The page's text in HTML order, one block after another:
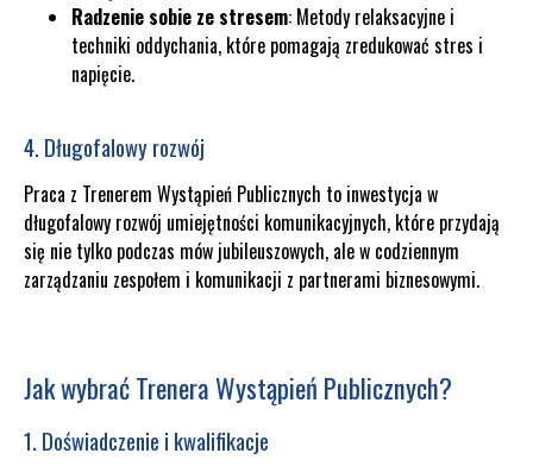
Radzenie sobie ze stresem: Metody relaksacyjne i
techniki oddychania, które pomagają zredukować stres i
napięcie.
4. Długofalowy rozwój
Praca z Trenerem Wystąpień Publicznych to inwestycja w
długofalowy rozwój umiejętności komunikacyjnych, które przydają
się nie tylko podczas mów jubileuszowych, ale w codziennym
zarządzaniu zespołem i komunikacji z partnerami biznesowymi.
Jak wybrać Trenera Wystąpień Publicznych?
1. Doświadczenie i kwalifikacje